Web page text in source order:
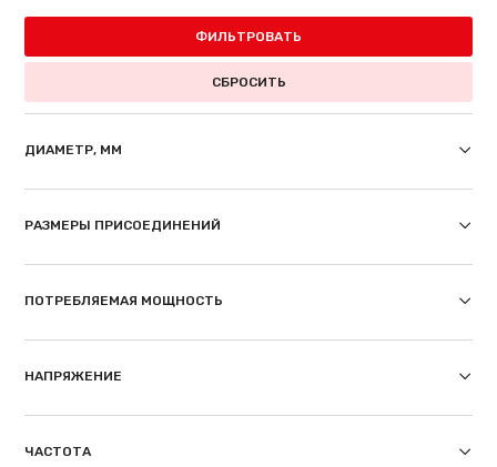
ФИЛЬТРОВАТЬ
СБРОСИТЬ
ДИАМЕТР, ММ
РАЗМЕРЫ ПРИСОЕДИНЕНИЙ
ПОТРЕБЛЯЕМАЯ МОЩНОСТЬ
НАПРЯЖЕНИЕ
ЧАСТОТА